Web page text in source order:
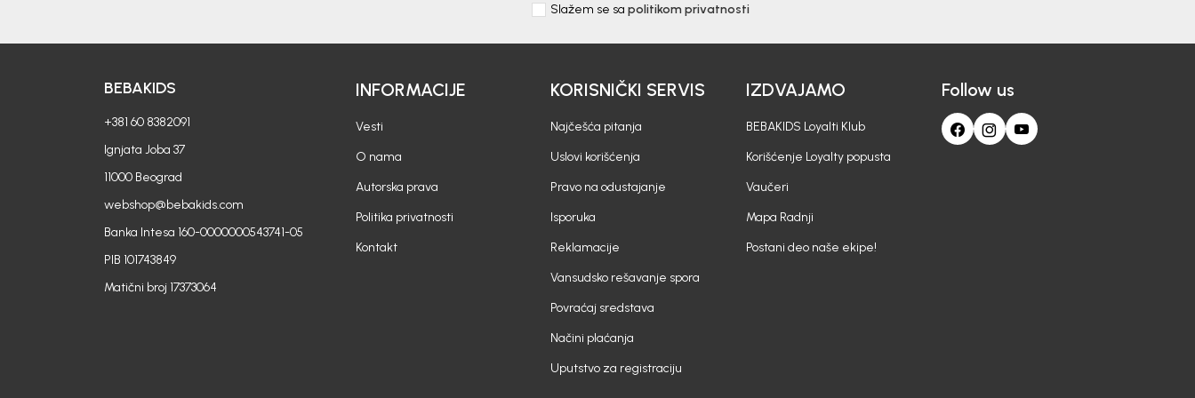
Slažem se sa politikom privatnosti
BEBAKIDS
+381 60 8382091
Ignjata Joba 37
11000 Beograd
webshop@bebakids.com
Banka Intesa 160-0000000543741-05
PIB 101743849
Matični broj 17373064
INFORMACIJE
Vesti
O nama
Autorska prava
Politika privatnosti
Kontakt
KORISNIČKI SERVIS
Najčešća pitanja
Uslovi korišćenja
Pravo na odustajanje
Isporuka
Reklamacije
Vansudsko rešavanje spora
Povraćaj sredstava
Načini plaćanja
Uputstvo za registraciju
IZDVAJAMO
BEBAKIDS Loyalti Klub
Korišćenje Loyalty popusta
Vaučeri
Mapa Radnji
Postani deo naše ekipe!
Follow us